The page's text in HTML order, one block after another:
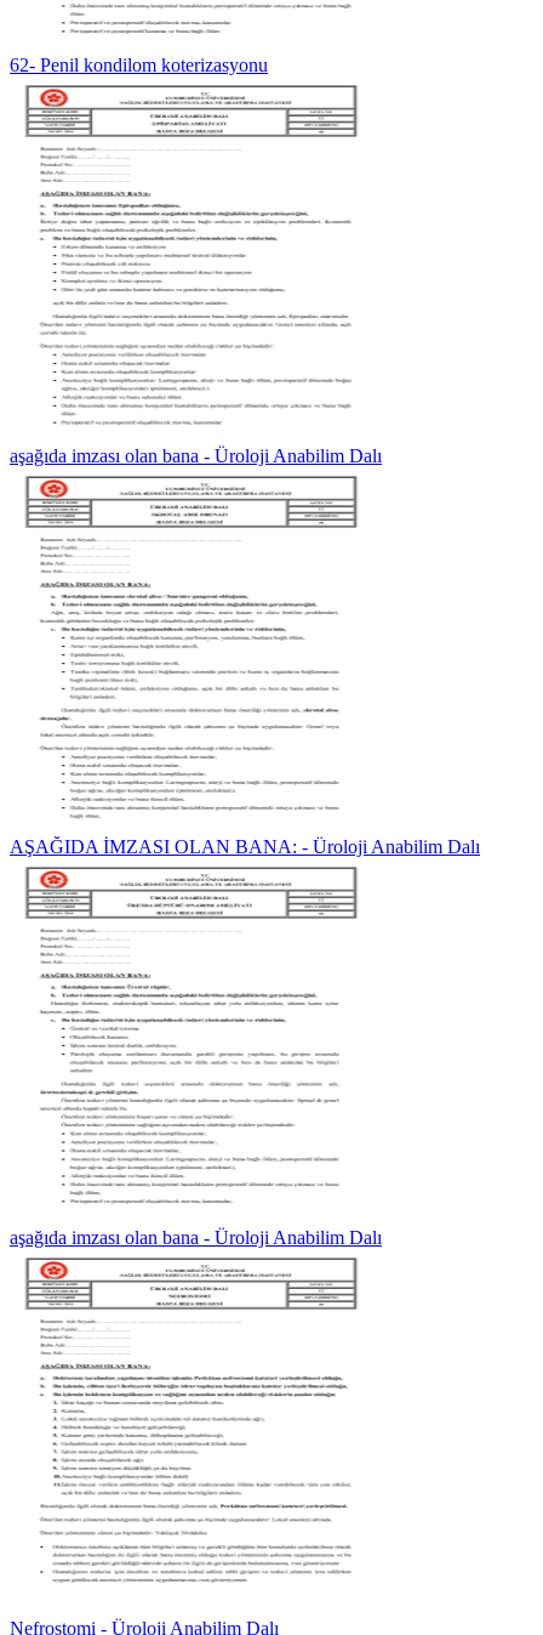
62- Penil kondilom koterizasyonu
aşağıda imzası olan bana - Üroloji Anabilim Dalı
AŞAĞIDA İMZASI OLAN BANA: - Üroloji Anabilim Dalı
aşağıda imzası olan bana - Üroloji Anabilim Dalı
Nefrostomi - Üroloji Anabilim Dalı